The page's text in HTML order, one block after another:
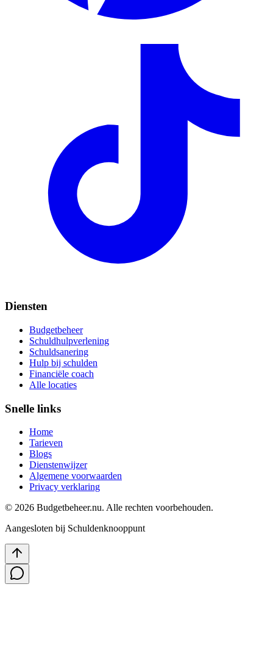
Diensten
Budgetbeheer
Schuldhulpverlening
Schuldsanering
Hulp bij schulden
Financiële coach
Alle locaties
Snelle links
Home
Tarieven
Blogs
Dienstenwijzer
Algemene voorwaarden
Privacy verklaring
© 2026 Budgetbeheer.nu. Alle rechten voorbehouden.
Aangesloten bij Schuldenknooppunt